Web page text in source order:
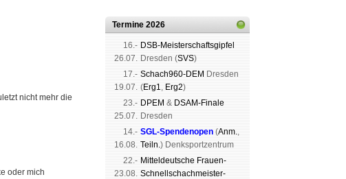
nicht mehr die
oder mich
Termine 2026
16.-
26.07.
DSB-Meister­schafts­gipfel
Dres­den (SVS)
17.-
19.07.
Schach960-DEM Dres­den
(Erg1, Erg2)
23.-
25.07.
DPEM & DSAM-Finale
Dres­den
14.-
16.08.
SGL-Spenden­open (Anm.,
Teiln.) Denk­sport­zen­trum
22.-
23.08.
Mit­tel­deu­tsche Frauen-
Schnell­schach­meis­ter­